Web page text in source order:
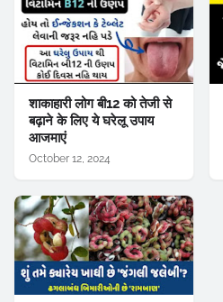
शाकाहारी लोग बी12 को तेजी से
बढ़ाने के लिए ये घरेलू उपाय
आजमाएं
October 12, 2024